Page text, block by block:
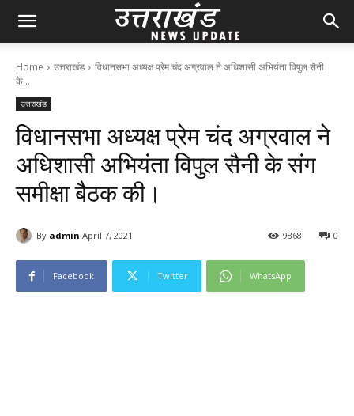
Home उत्तराखंड
विधानसभा अध्यक्ष प्रेम चंद अग्रवाल ने अधिशासी अभियंता विपुल सैनी
के...
उत्तराखंड
विधानसभा अध्यक्ष प्रेम चंद अग्रवाल ने
अधिशासी अभियंता विपुल सैनी के संग
समीक्षा बैठक की।
By admin April 7, 2021 0
9868
Facebook Twitter WhatsApp